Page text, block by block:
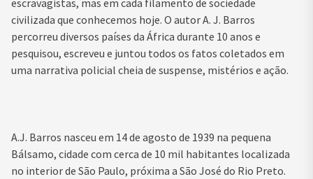
escravagistas, mas em cada filamento de sociedade
civilizada que conhecemos hoje. O autor A. J. Barros
percorreu diversos países da África durante 10 anos e
pesquisou, escreveu e juntou todos os fatos coletados em
uma narrativa policial cheia de suspense, mistérios e ação.
A.J. Barros nasceu em 14 de agosto de 1939 na pequena
Bálsamo, cidade com cerca de 10 mil habitantes localizada
no interior de São Paulo, próxima a São José do Rio Preto.